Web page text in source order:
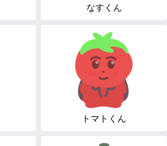
なすくん
トマトくん